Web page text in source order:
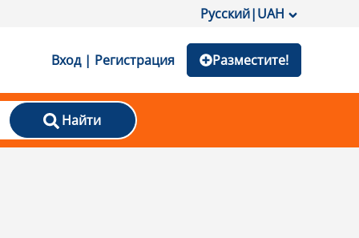
Русский|UAH
Вход | Регистрация Разместите!
Найти